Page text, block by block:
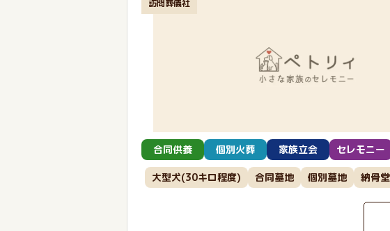
訪問葬儀社
合同供養 個別火葬 家族立会 セレモニー
大型犬(30キロ程度) 合同墓地 個別墓地 納骨堂